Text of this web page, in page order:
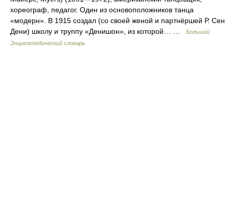
хореограф, педагог. Один из основоположников танца
«модерн». В 1915 создал (со своей женой и партнёршей Р. Сен
Дени) школу и труппу «Денишон», из которой… …
Большой
Энциклопедический словарь